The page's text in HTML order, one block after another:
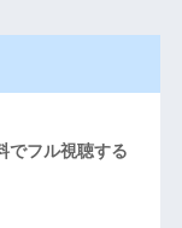
でフル視聴する